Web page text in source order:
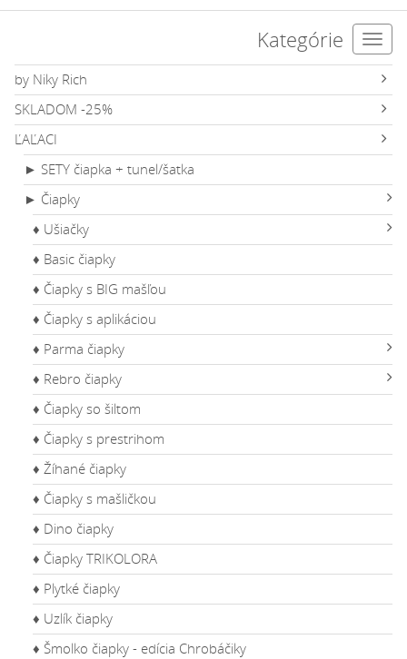
Kategórie
by Niky Rich
SKLADOM -25%
ĽAĽACI
► SETY čiapka + tunel/šatka
► Čiapky
♦ Ušiačky
♦ Basic čiapky
♦ Čiapky s BIG mašľou
♦ Čiapky s aplikáciou
♦ Parma čiapky
♦ Rebro čiapky
♦ Čiapky so šiltom
♦ Čiapky s prestrihom
♦ Žíhané čiapky
♦ Čiapky s mašličkou
♦ Dino čiapky
♦ Čiapky TRIKOLORA
♦ Plytké čiapky
♦ Uzlík čiapky
♦ Šmolko čiapky - edícia Chrobáčiky